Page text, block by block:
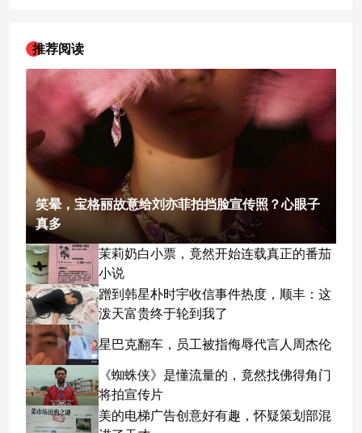
推荐阅读
笑晕，宝格丽故意给刘亦菲拍挡脸宣传照？心眼子
真多
茉莉奶白小票，竟然开始连载真正的番茄
小说
蹭到韩星朴时宇收信事件热度，顺丰：这
泼天富贵终于轮到我了
星巴克翻车，员工被指侮辱代言人周杰伦
《蜘蛛侠》是懂流量的，竟然找佛得角门
将拍宣传片
美的电梯广告创意好有趣，怀疑策划部混